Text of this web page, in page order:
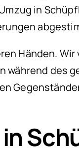
in
Händen.
während des